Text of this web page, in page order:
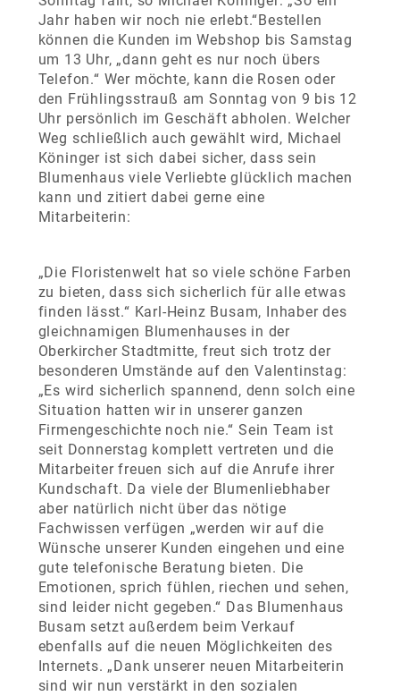
Jahr haben wir noch nie erlebt.“Bestellen
können die Kunden im Webshop bis Samstag
um 13 Uhr, „dann geht es nur noch übers
Telefon.“ Wer möchte, kann die Rosen oder
den Frühlingsstrauß am Sonntag von 9 bis 12
Uhr persönlich im Geschäft abholen. Welcher
Weg schließlich auch gewählt wird, Michael
Köninger ist sich dabei sicher, dass sein
Blumenhaus viele Verliebte glücklich machen
kann und zitiert dabei gerne eine
Mitarbeiterin:
„Die Floristenwelt hat so viele schöne Farben
zu bieten, dass sich sicherlich für alle etwas
finden lässt.“ Karl-Heinz Busam, Inhaber des
gleichnamigen Blumenhauses in der
Oberkircher Stadtmitte, freut sich trotz der
besonderen Umstände auf den Valentinstag:
„Es wird sicherlich spannend, denn solch eine
Situation hatten wir in unserer ganzen
Firmengeschichte noch nie.“ Sein Team ist
seit Donnerstag komplett vertreten und die
Mitarbeiter freuen sich auf die Anrufe ihrer
Kundschaft. Da viele der Blumenliebhaber
aber natürlich nicht über das nötige
Fachwissen verfügen „werden wir auf die
Wünsche unserer Kunden eingehen und eine
gute telefonische Beratung bieten. Die
Emotionen, sprich fühlen, riechen und sehen,
sind leider nicht gegeben.“ Das Blumenhaus
Busam setzt außerdem beim Verkauf
ebenfalls auf die neuen Möglichkeiten des
Internets. „Dank unserer neuen Mitarbeiterin
sind wir nun verstärkt in den sozialen